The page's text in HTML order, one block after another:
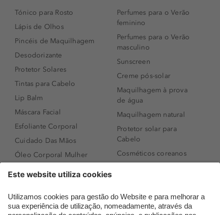
Tónico para Rosto
Lápis de Olhos
Pincéis de Maquilhagem
Desodorizante
Protetor Solares
Tintas para Cabelo
Lip Balm
Máscara Facial
Esfoliante Corporal
Cuidado Das Mãos
Óleo Corporal Mulher
Sérum de Rosto
Body mist & Spray
Perfumes para o Verão
feminino
Perfumes para o Verão
masculino
Sunscreen
Creme pós-solar
Maquilhagem à prova
de água
Maquilhagem natural
Protetor solar para
Cabelo
Cosméticos coreanos
Perfumes árabes
Novidades